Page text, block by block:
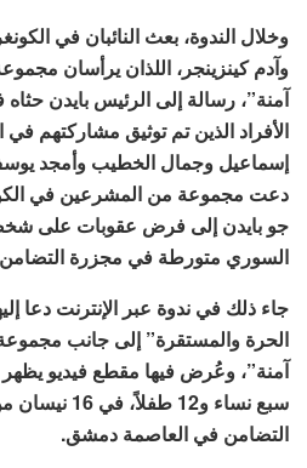
وخلال الندوة، بعث النائبان في
وآدم كينزينجر، اللذان يرأسان
آمنة”، رسالة إلى الرئيس بايدن
الأفراد الذين تم توثيق مشاركتهم
إسماعيل وجمال الخطيب وأمجد
دعت مجموعة من المشرعين في
جو بايدن إلى فرض عقوبات على
السوري متورطة في مجزرة
جاء ذلك في ندوة عبر الإنترنت دعا
الحرة والمستقرة” إلى جانب
التضامن في العاصمة دمشق.